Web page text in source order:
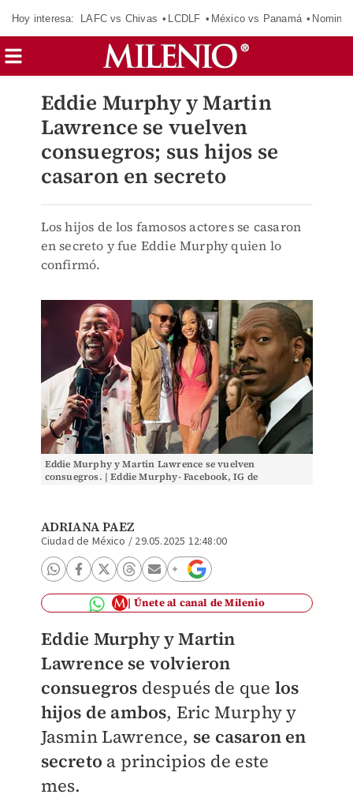
Hoy interesa: LAFC vs Chivas LCDLF México vs Panamá
Eddie Murphy y Martin
Lawrence se vuelven
consuegros; sus hijos se
casaron en secreto
Los hijos de los famosos actores se casaron
en secreto y fue Eddie Murphy quien lo
confirmó.
Eddie Murphy y Martin Lawrence se vuelven
consuegros. | Eddie Murphy- Facebook, IG de
ADRIANA PAEZ
Ciudad de México / 29.05.2025 12:48:00
Únete al canal de Milenio
Eddie Murphy y Martin
Lawrence se volvieron
consuegros después de que los
hijos de ambos, Eric Murphy y
Jasmin Lawrence, se casaron en
secreto a principios de este
mes.